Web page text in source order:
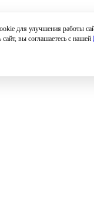
для улучшения работы
вы соглашаетесь с нашей